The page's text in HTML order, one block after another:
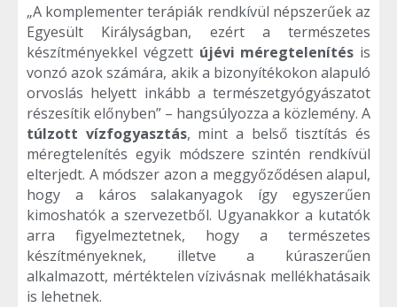
„A komplementer terápiák rendkívül népszerűek az
Egyesült Királyságban, ezért a természetes
készítményekkel végzett újévi méregtelenítés is
vonzó azok számára, akik a bizonyítékokon alapuló
orvoslás helyett inkább a természetgyógyászatot
részesítik előnyben” – hangsúlyozza a közlemény. A
túlzott vízfogyasztás, mint a belső tisztítás és
méregtelenítés egyik módszere szintén rendkívül
elterjedt. A módszer azon a meggyőződésen alapul,
hogy a káros salakanyagok így egyszerűen
kimoshatók a szervezetből. Ugyanakkor a kutatók
arra figyelmeztetnek, hogy a természetes
készítményeknek, illetve a kúraszerűen
alkalmazott, mértéktelen vízivásnak mellékhatásaik
is lehetnek.